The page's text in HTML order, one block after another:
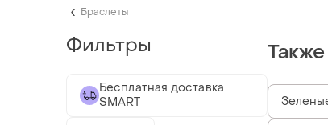
Браслеты
Фильтры
Бесплатная доставка
SMART